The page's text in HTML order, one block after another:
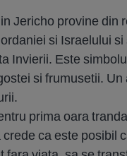
Jericho provine din
si Israelului si
Invierii. Este
si frumusetii. Un
prima oara
ca este posibil